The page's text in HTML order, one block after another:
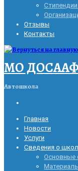
Отзывы
Контакты
МО ДОСААФ
Автошкола
Главная
Новости
Услуги
Сведения о
Основные